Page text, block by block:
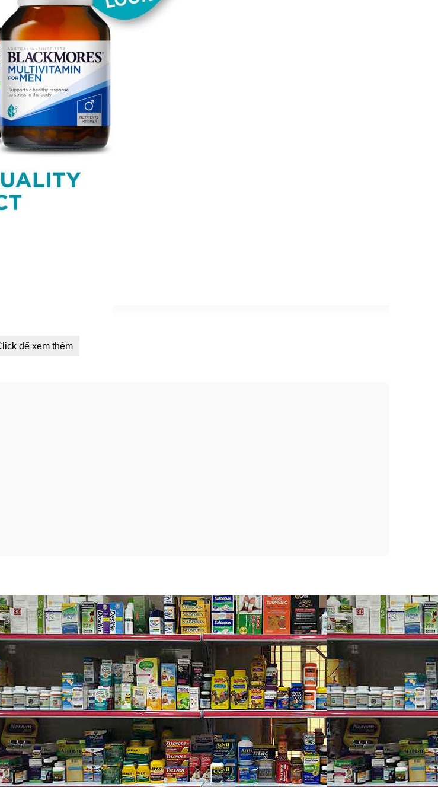
động tình dục của nam giới.
sinh sản nam giới.
là một sự phục hồi làm tăng mức năng lượng và sức chịu đựng. Nó đặc biệt tốt để
trợ hệ thống sinh sản, tăng cường ham muốn tình dục, chức năng tình dục…
cải thiện liệt dương, xuất tinh sớm…
là loại trường sinh dược thảo chống oxi hóa, ngăn chặn các gốc tự do. Đồng thời Gingko
Blackmores Men’s Performance Multi giảm các triệu chứng rối loạn tình dục.
để xem thêm